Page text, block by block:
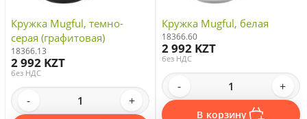
Кружка Mugful, темно-
серая (графитовая)
18366.13
2 992 KZT
без НДС
- +
Кружка Mugful, белая
18366.60
2 992 KZT
без НДС
- +
В корзину